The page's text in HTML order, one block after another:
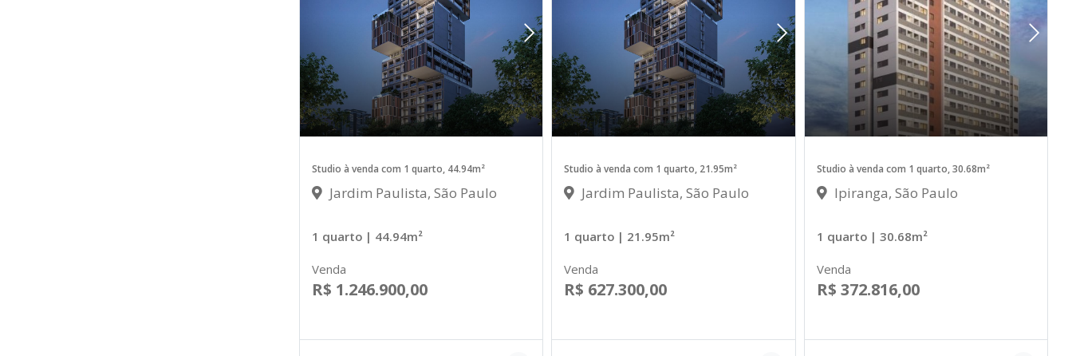
Studio à venda com 1 quarto, 44.94m²
Jardim Paulista, São Paulo
1 quarto | 44.94m²
Venda
R$ 1.246.900,00
Studio à venda com 1 quarto, 21.95m²
Jardim Paulista, São Paulo
1 quarto | 21.95m²
Venda
R$ 627.300,00
Studio à venda com 1 quarto, 30.68m²
Ipiranga, São Paulo
1 quarto | 30.68m²
Venda
R$ 372.816,00